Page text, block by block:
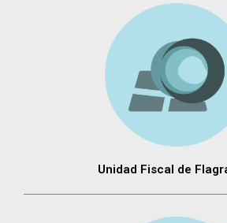
Unidad Fiscal de